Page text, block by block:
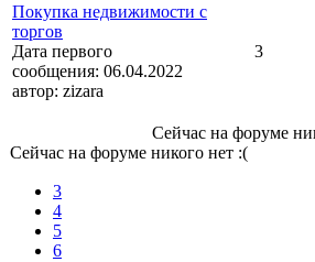
Покупка недвижимости с
торгов
Дата первого
сообщения: 06.04.2022
автор: zizara
3
Сейчас на форуме
Сейчас на форуме никого нет :(
3
4
5
6